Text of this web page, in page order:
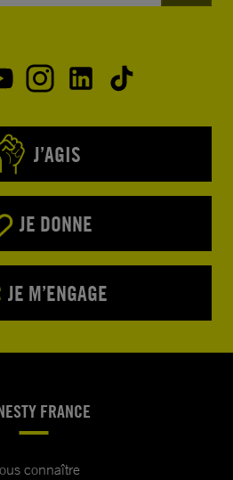
J’AGIS
JE DONNE
JE M’ENGAGE
FRANCE
connaître